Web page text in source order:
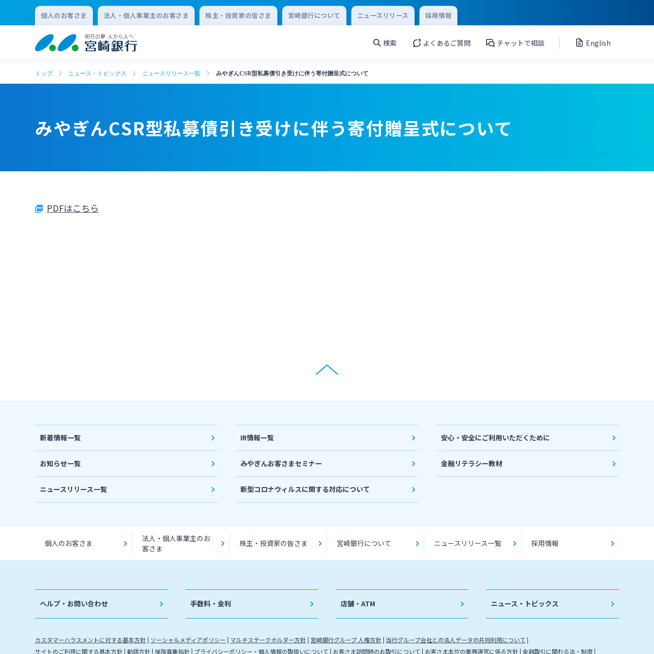
個人のお客さま 法人・個人事業主のお客さま 株主・投資家の皆さま 宮崎銀行について ニュースリリース 採用情報
検索 よくあるご質問 チャットで相談 English
トップ ニュース・トピックス ニュースリリース一覧 みやぎんCSR型私募債引き受けに伴う寄付贈呈式について
みやぎんCSR型私募債引き受けに伴う寄付贈呈式について
PDFはこちら
新着情報一覧
お知らせ一覧
ニュースリリース一覧
IR情報一覧
みやぎんお客さまセミナー
新型コロナウィルスに関する対応について
安心・安全にご利用いただくために
金融リテラシー教材
個人のお客さま
法人・個人事業主のお
客さま
株主・投資家の皆さま 宮崎銀行について ニュースリリース一覧 採用情報
ヘルプ・お問い合わせ 手数料・金利 店舗・ATM ニュース・トピックス
カスタマーハラスメントに対する基本方針 ソーシャルメディアポリシー マルチステークホルダー方針 宮崎銀行グループ 人権方針 当行グループ会社との法人データの共同利用について
サイトのご利用に関する基本方針 勧誘方針 保険募集指針 プライバシーポリシー・個人情報の取扱いについて お客さま訪問時のお取引について お客さま本位の業務運営に係る方針 金融取引に関わる法・制度